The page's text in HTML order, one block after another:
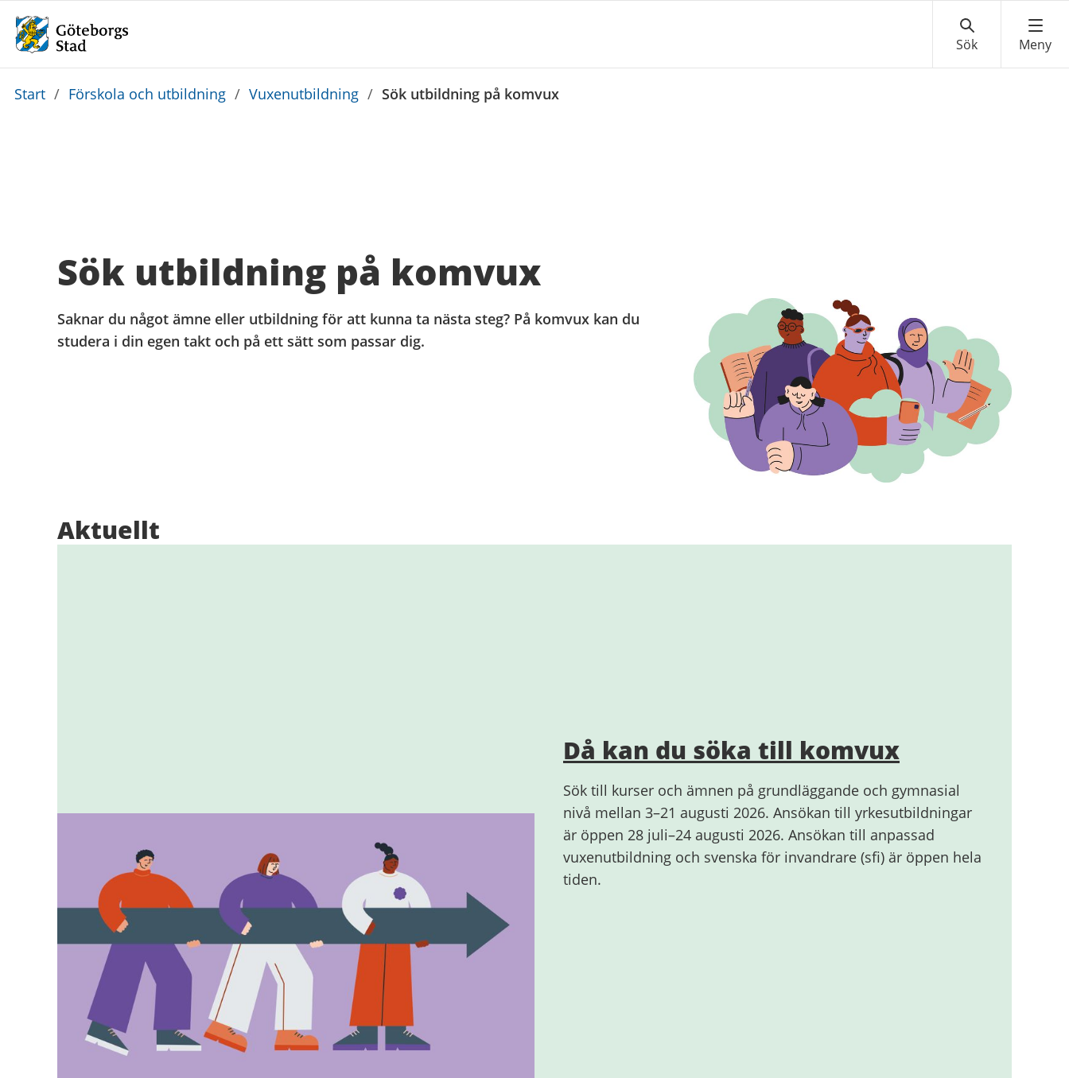
Du
Start / Förskola och utbildning / Vuxenutbildning / Sök utbildning på komvux
Sök utbildning på komvux
Saknar du något ämne eller utbildning för att kunna ta nästa steg? På komvux kan du
studera i din egen takt och på ett sätt som passar dig.
Aktuellt
Då kan du söka till komvux
Sök till kurser och ämnen på grundläggande och gymnasial
nivå mellan 3–21 augusti 2026. Ansökan till yrkesutbildningar
är öppen 28 juli–24 augusti 2026. Ansökan till anpassad
vuxenutbildning och svenska för invandrare (sfi) är öppen hela
tiden.